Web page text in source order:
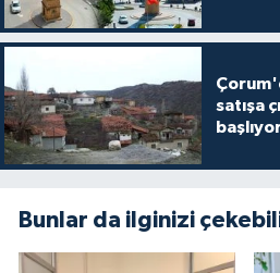
satışa
Bunlar da ilginizi